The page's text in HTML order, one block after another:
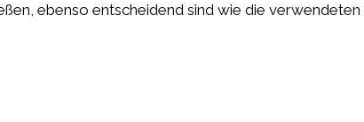
ebenso entscheidend sind wie die verwendeten